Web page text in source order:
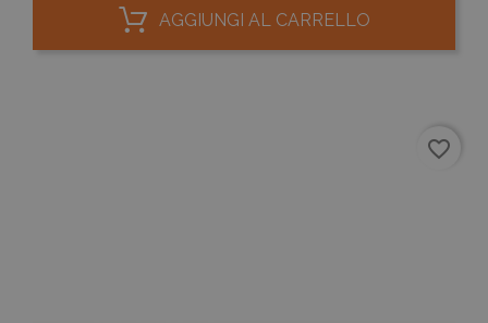
AGGIUNGI AL CARRELLO
favorite_border